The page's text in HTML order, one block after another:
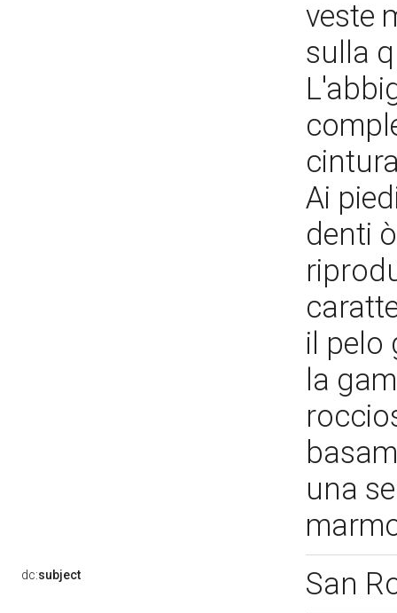
veste
sulla
Ai
denti
il pelo
la
una
dc:subject San